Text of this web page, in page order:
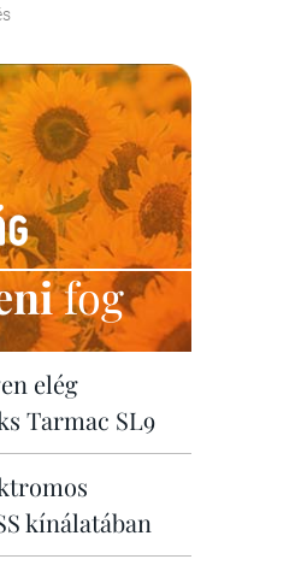
fog
elég
Tarmac SL9
kínálatában